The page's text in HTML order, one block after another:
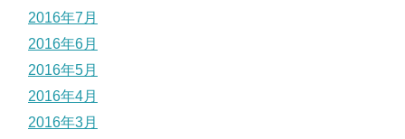
2016年7月
2016年6月
2016年5月
2016年4月
2016年3月